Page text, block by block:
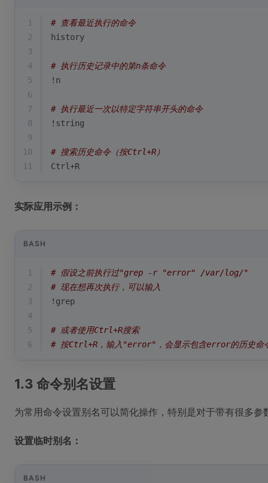
1
# 查看最近执行的命令
2
history
3
4
# 执行历史记录中的第n条命令
5
!n
6
7
# 执行最近一次以特定字符串开头的命令
8
!string
9
10
# 搜索历史命令（按Ctrl+R）
11
Ctrl+R
实际应用示例：
BASH
1
# 假设之前执行过"grep -r "error" /var/log/"
2
# 现在想再次执行，可以输入
3
!grep
4
5
# 或者使用Ctrl+R搜索
6
# 按Ctrl+R，输入"error"，会显示包含error的历史命
1.3 命令别名设置
为常用命令设置别名可以简化操作，特别是对于带有很多参
设置临时别名：
BASH